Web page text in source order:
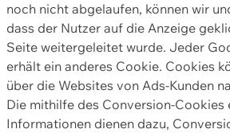
noch nicht abgelaufen, können wir
dass der Nutzer auf die Anzeige
Seite weitergeleitet wurde. Jeder
erhält ein anderes Cookie. Cookies
über die Websites von Ads-Kunden
Die mithilfe des Conversion-Cookies
Informationen dienen dazu,